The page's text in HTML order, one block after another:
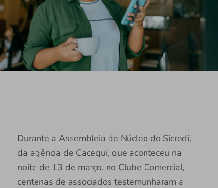
Durante a Assembleia de Núcleo do Sicredi,
da agência de Cacequi, que aconteceu na
noite de 13 de março, no Clube Comercial,
centenas de associados testemunharam a